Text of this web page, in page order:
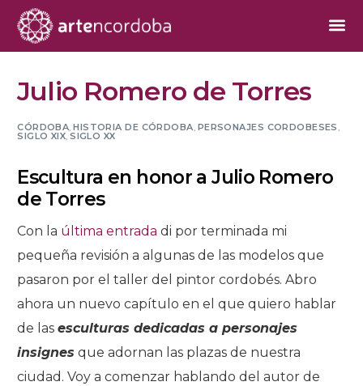
Julio Romero de Torres
CÓRDOBA ,HISTORIA DE CÓRDOBA PERSONAJES CORDOBESES
SIGLO XIX ,SIGLO XX
Escultura en honor a Julio Romero
de Torres
Con la última entrada di por terminada mi
pequeña revisión a algunas de las modelos que
pasaron por el taller del pintor cordobés. Abro
ahora un nuevo capítulo en el que quiero hablar
de lasesculturas dedicadas a personajes
insignes que adornan las plazas de nuestra
ciudad. Voy a comenzar hablando del autor de